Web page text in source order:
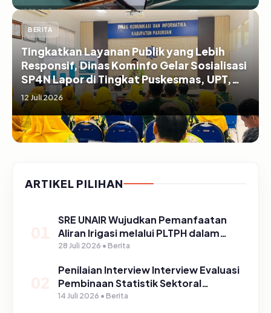
BERITA
Tingkatkan Layanan Publik yang Lebih
Responsif, Dinas Kominfo Gelar Sosialisasi
SP4N Lapor di Tingkat Puskesmas, UPT,
serta SD/SMP di Kabupaten Pasuruan
12 Juli 2026
ARTIKEL PILIHAN
SRE UNAIR Wujudkan Pemanfaatan
Aliran Irigasi melalui PLTPH dalam
Program TIRTA PELITA di Desa
28 Juli 2026 • Berita
Penilaian Interview Interview Evaluasi
Pembinaan Statistik Sektoral
Kabupaten Pasuruan
14 Juli 2026 • Berita